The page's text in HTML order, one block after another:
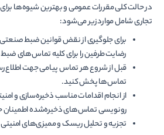
در حالت کلی مقررات عمومی و بهترین شیوه‌­ها
تجاری شامل موارد زیر می‌­شود:
برای جلوگیری از نقض قوانین ضبط
رضایت طرفین را برای کلیه تماس­‌های
قبل از شروع هر تماس پیامی جهت
تماس‌­ها پخش کنید.
از انجام اقدامات مناسب ذخیره‌سازی و
رونویسی تماس‌­های ذخیره‌شده اطمینان
تجزیه و تحلیل ریسک و ممیزی­‌های امنیتی